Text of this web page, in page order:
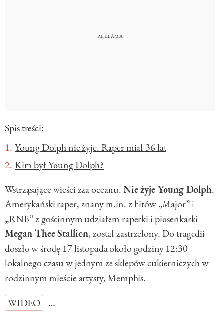
Spis treści:
Young Dolph nie żyje. Raper miał 36 lat
Kim był Young Dolph?
Wstrząsające wieści zza oceanu.Nie żyje Young Dolph.
Amerykański raper, znany m.in. z hitów „Major” i
„RNB” z gościnnym udziałem raperki i piosenkarki
Megan Thee Stallion, został zastrzelony. Do tragedii
doszło w środę 17 listopada około godziny 12:30
lokalnego czasu w jednym ze sklepów cukierniczych w
rodzinnym mieście artysty, Memphis.
WIDEO
…